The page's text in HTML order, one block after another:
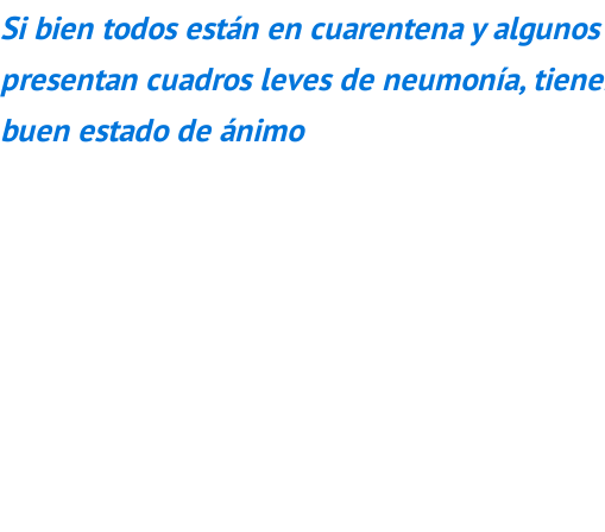
Si bien todos están en cuarentena y algunos
presentan cuadros leves de neumonía,
buen estado de ánimo